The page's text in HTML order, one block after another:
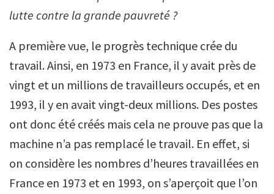
lutte contre la grande pauvreté ?
A première vue, le progrès technique crée du
travail. Ainsi, en 1973 en France, il y avait près de
vingt et un millions de travailleurs occupés, et en
1993, il y en avait vingt-deux millions. Des postes
ont donc été créés mais cela ne prouve pas que la
machine n’a pas remplacé le travail. En effet, si
on considère les nombres d’heures travaillées en
France en 1973 et en 1993, on s’aperçoit que l’on